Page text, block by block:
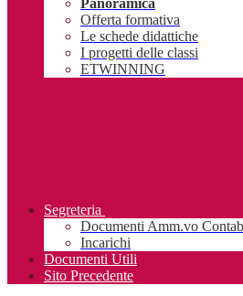
Panoramica
Offerta formativa
Le schede didattiche
I progetti delle classi
ETWINNING
Segreteria
Documenti Amm.vo
Incarichi
Documenti Utili
Sito Precedente